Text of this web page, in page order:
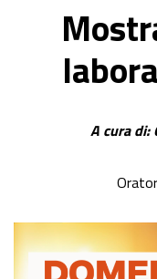
A cura di: